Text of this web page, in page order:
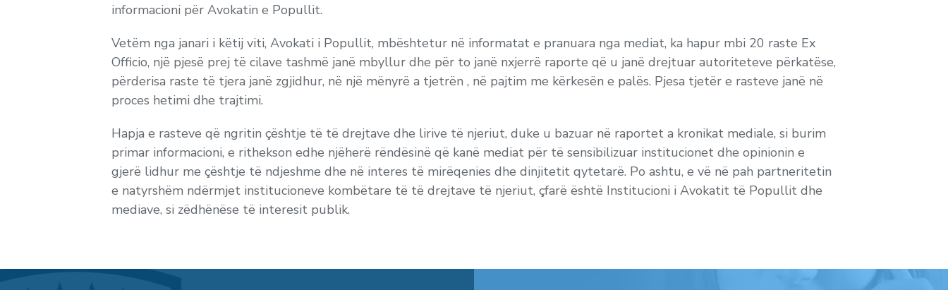
informacioni për Avokatin e Popullit.
Vetëm nga janari i këtij viti, Avokati i Popullit, mbështetur në informatat e pranuara nga mediat, ka hapur mbi 20 raste Ex
Officio, një pjesë prej të cilave tashmë janë mbyllur dhe për to janë nxjerrë raporte që u janë drejtuar autoriteteve përkatëse,
përderisa raste të tjera janë zgjidhur, në një mënyrë a tjetrën , në pajtim me kërkesën e palës. Pjesa tjetër e rasteve janë në
proces hetimi dhe trajtimi.
Hapja e rasteve që ngritin çështje të të drejtave dhe lirive të njeriut, duke u bazuar në raportet a kronikat mediale, si burim
primar informacioni, e rithekson edhe njëherë rëndësinë që kanë mediat për të sensibilizuar institucionet dhe opinionin e
gjerë lidhur me çështje të ndjeshme dhe në interes të mirëqenies dhe dinjitetit qytetarë. Po ashtu, e vë në pah partneritetin
e natyrshëm ndërmjet institucioneve kombëtare të të drejtave të njeriut, çfarë është Institucioni i Avokatit të Popullit dhe
mediave, si zëdhënëse të interesit publik.